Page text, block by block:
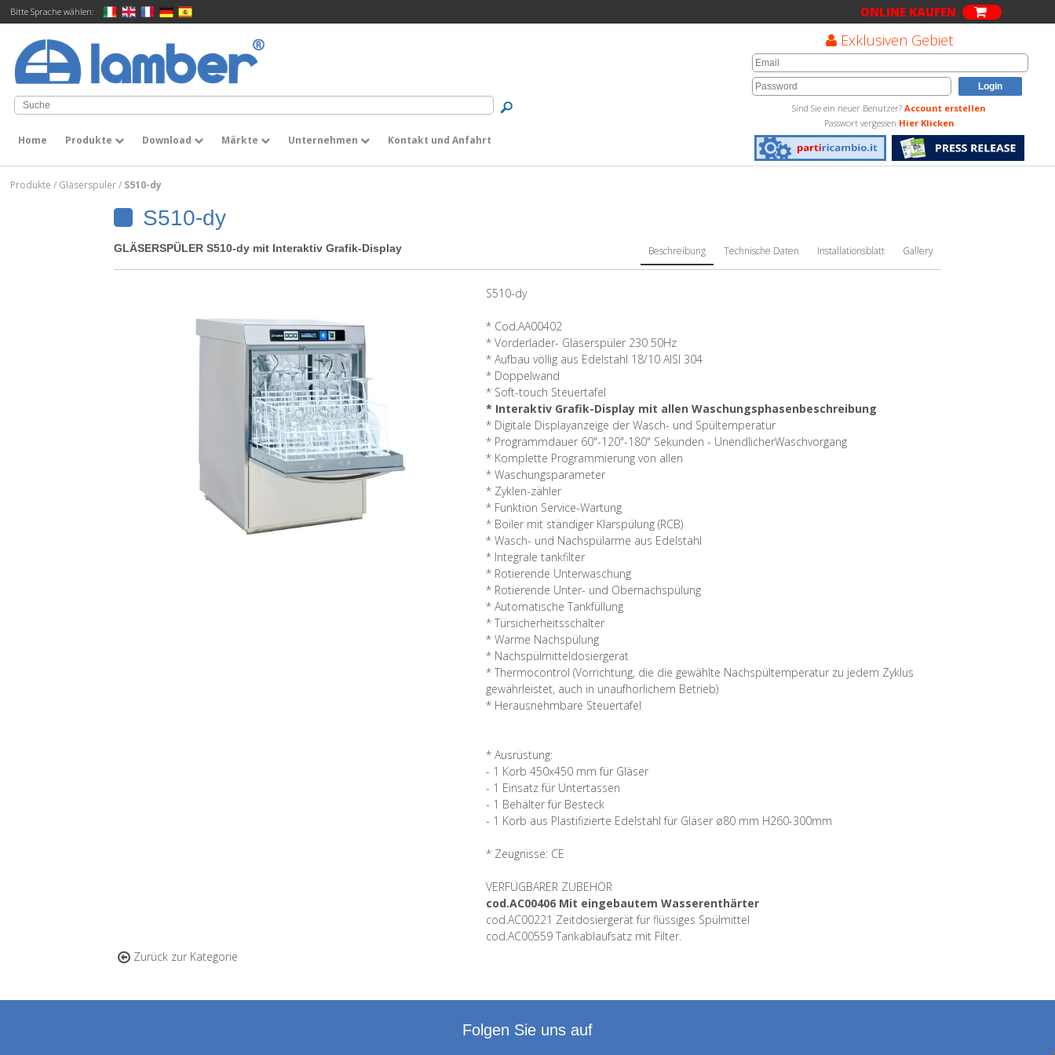
Bitte Sprache wählen: ONLINE KAUFEN
Home Produkte Download Märkte Unternehmen Kontakt und Anfahrt
Exklusiven Gebiet
Sind Sie ein neuer Benutzer?Account erstellen
Passwort vergessen Hier Klicken
Produkte/ Gläserspüler/ S510-dy
S510-dy
GLÄSERSPÜLER S510-dy mit Interaktiv Grafik-Display Beschreibung Technische Daten Installationsblatt Gallery
S510-dy
* Cod.AA00402
* Vorderlader- Gläserspüler 230 50Hz
* Aufbau völlig aus Edelstahl 18/10 AISI 304
* Doppelwand
* Soft-touch Steuertafel
* Interaktiv Grafik-Display mit allen Waschungsphasenbeschreibung
* Digitale Displayanzeige der Wasch- und Spültemperatur
* Programmdauer 60"-120"-180" Sekunden - UnendlicherWaschvorgang
* Komplette Programmierung von allen
* Waschungsparameter
* Zyklen-zähler
* Funktion Service-Wartung
* Boiler mit ständiger Klarspülung (RCB)
* Wasch- und Nachspülarme aus Edelstahl
* Integrale tankfilter
* Rotierende Unterwaschung
* Rotierende Unter- und Obernachspülung
* Automatische Tankfüllung
* Türsicherheitsschalter
* Warme Nachspülung
* Nachspülmitteldosiergerät
* Thermocontrol (Vorrichtung, die die gewählte Nachspültemperatur zu jedem Zyklus
gewährleistet, auch in unaufhörlichem Betrieb)
* Herausnehmbare Steuertafel
* Ausrüstung:
- 1 Korb 450x450 mm für Gläser
- 1 Einsatz für Untertassen
- 1 Behälter für Besteck
- 1 Korb aus Plastifizierte Edelstahl für Gläser ø80 mm H260-300mm
* Zeugnisse: CE
VERFÜGBARER ZUBEHÖR
cod.AC00406 Mit eingebautem Wasserenthärter
cod.AC00221 Zeitdosiergerät für flüssiges Spülmittel
cod.AC00559 Tankablaufsatz mit Filter.
Zurück zur Kategorie
Folgen Sie uns auf